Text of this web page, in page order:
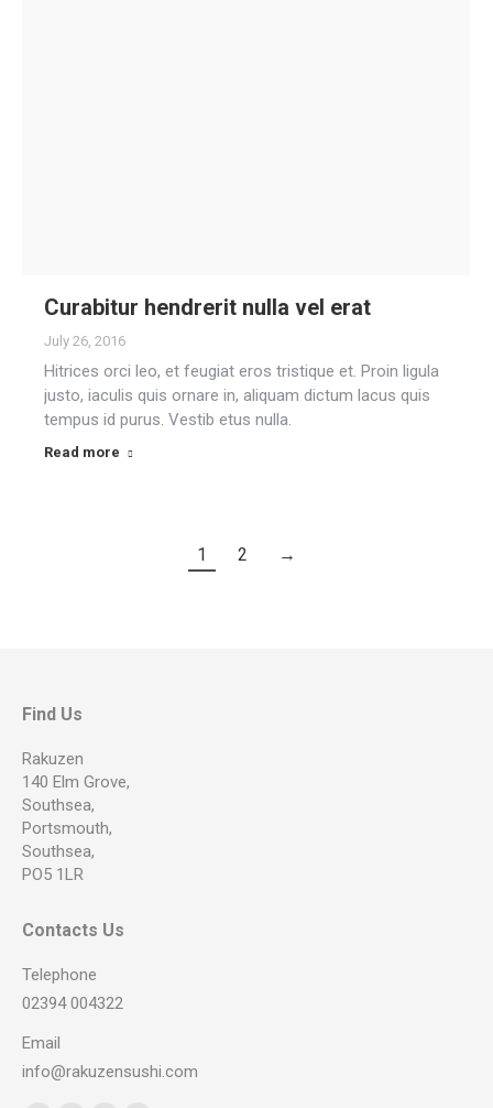
Curabitur hendrerit nulla vel erat
July 26, 2016
Hitrices orci leo, et feugiat eros tristique et. Proin ligula
justo, iaculis quis ornare in, aliquam dictum lacus quis
tempus id purus. Vestib etus nulla.
Read more
1 2 →
Find Us
Rakuzen
140 Elm Grove,
Southsea,
Portsmouth,
Southsea,
PO5 1LR
Contacts Us
Telephone
02394 004322
Email
info@rakuzensushi.com